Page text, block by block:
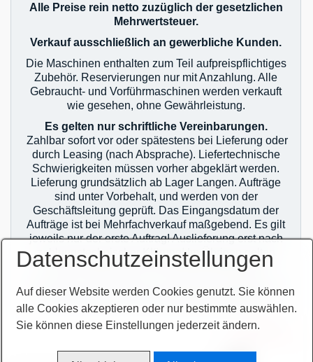
Alle Preise rein netto zuzüglich der gesetzlichen
Mehrwertsteuer.
Verkauf ausschließlich an gewerbliche Kunden.
Die Maschinen enthalten zum Teil aufpreispflichtiges
Zubehör. Reservierungen nur mit Anzahlung. Alle
Gebraucht- und Vorführmaschinen werden verkauft
wie gesehen, ohne Gewährleistung.
Es gelten nur schriftliche Vereinbarungen.
Zahlbar sofort vor oder spätestens bei Lieferung oder
durch Leasing (nach Absprache). Liefertechnische
Schwierigkeiten müssen vorher abgeklärt werden.
Lieferung grundsätzlich ab Lager Langen. Aufträge
sind unter Vorbehalt, und werden von der
Geschäftsleitung geprüft. Das Eingangsdatum der
Aufträge ist bei Mehrfachverkauf maßgebend. Es gilt
jeweils nur der erste Auftrag! Auslieferung erst nach
zahlungstechnischer Klärung! Im Übrigen gelten
unsere allgemeinen Geschäftsbedingungen.
Sie finden unsere AGB`s auf unserer Homepage im
Netz oder auf unseren Auftragsbestätigungen.
zur Termin-
Datenschutzeinstellungen
Auf dieser Website werden Cookies genutzt. Sie können
alle Cookies akzeptieren oder nur bestimmte auswählen.
Sie können diese Einstellungen jederzeit ändern.